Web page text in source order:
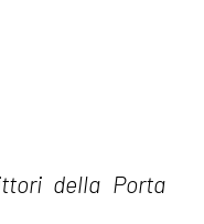
della Porta